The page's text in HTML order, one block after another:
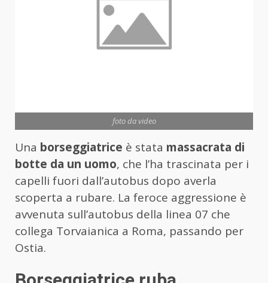
foto da video
Una borseggiatrice è stata massacrata di
botte da un uomo, che l’ha trascinata per i
capelli fuori dall’autobus dopo averla
scoperta a rubare. La feroce aggressione è
avvenuta sull’autobus della linea 07 che
collega Torvaianica a Roma, passando per
Ostia.